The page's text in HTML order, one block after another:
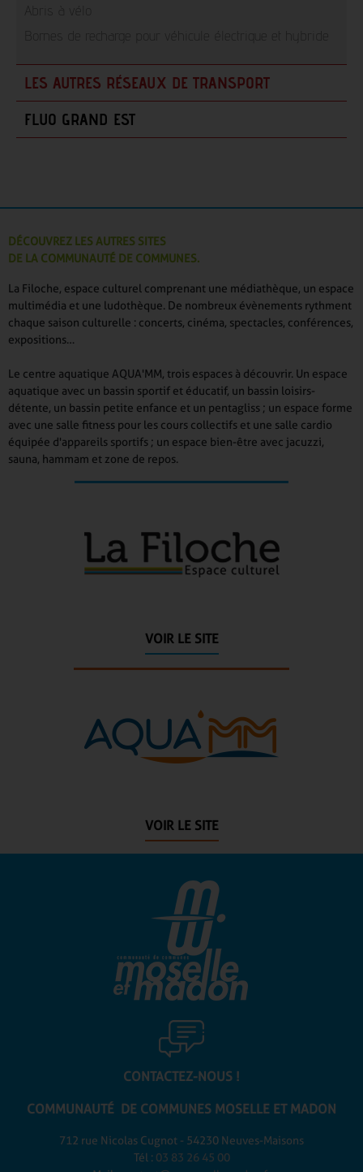
LES AUTRES RÉSEAUX DE TRANSPORT
FLUO GRAND EST
DÉCOUVREZ LES AUTRES SITES
DE LA COMMUNAUTÉ DE COMMUNES.
La Filoche, espace culturel comprenant une médiathèque, un espace
multimédia et une ludothèque. De nombreux évènements rythment
chaque saison culturelle : concerts, cinéma, spectacles, conférences,
expositions…
Le centre aquatique AQUA'MM, trois espaces à découvrir. Un espace
aquatique avec un bassin sportif et éducatif, un bassin loisirs-
détente, un bassin petite enfance et un pentagliss ; un espace forme
avec une salle fitness pour les cours collectifs et une salle cardio
équipée d'appareils sportifs ; un espace bien-être avec jacuzzi,
sauna, hammam et zone de repos.
VOIR LE SITE
VOIR LE SITE
CONTACTEZ-NOUS !
COMMUNAUTÉ DE COMMUNES MOSELLE ET MADON
712 rue Nicolas Cugnot - 54230 Neuves-Maisons
Tél : 03 83 26 45 00